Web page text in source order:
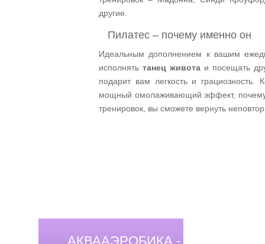
другие.
Пилатес – почему именно он
Идеальным дополнением к вашим
исполнятьтанец живота и посещать
подарит вам легкость и грациозность.
мощный омолаживающий эффект, почему
тренировок, вы сможете вернуть
АКВААЭРОБИКА -